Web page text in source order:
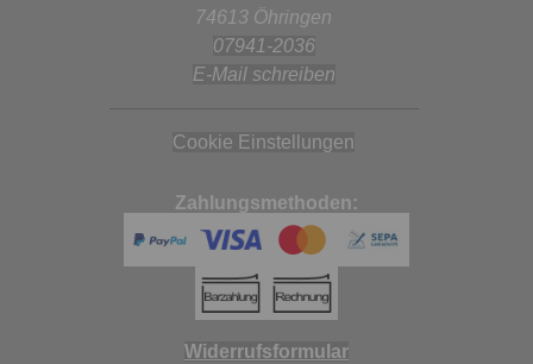
74613 Öhringen
07941-2036
E-Mail schreiben
Cookie Einstellungen
Zahlungsmethoden:
Widerrufsformular